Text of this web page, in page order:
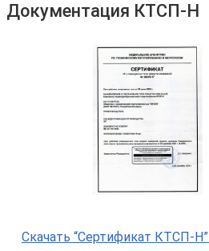
Документация КТСП-Н
Скачать “Сертификат КТСП-Н”